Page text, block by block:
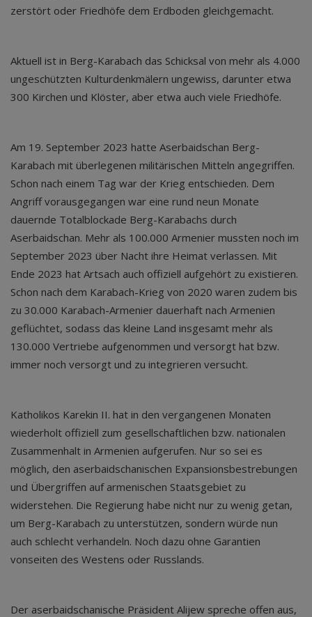
zerstört oder Friedhöfe dem Erdboden gleichgemacht.
Aktuell ist in Berg-Karabach das Schicksal von mehr als 4.000
ungeschützten Kulturdenkmälern ungewiss, darunter etwa
300 Kirchen und Klöster, aber etwa auch viele Friedhöfe.
Am 19. September 2023 hatte Aserbaidschan Berg-
Karabach mit überlegenen militärischen Mitteln angegriffen.
Schon nach einem Tag war der Krieg entschieden. Dem
Angriff vorausgegangen war eine rund neun Monate
dauernde Totalblockade Berg-Karabachs durch
Aserbaidschan. Mehr als 100.000 Armenier mussten noch im
September 2023 über Nacht ihre Heimat verlassen. Mit
Ende 2023 hat Artsach auch offiziell aufgehört zu existieren.
Schon nach dem Karabach-Krieg von 2020 waren zudem bis
zu 30.000 Karabach-Armenier dauerhaft nach Armenien
geflüchtet, sodass das kleine Land insgesamt mehr als
130.000 Vertriebe aufgenommen und versorgt hat bzw.
immer noch versorgt und zu integrieren versucht.
Katholikos Karekin II. hat in den vergangenen Monaten
wiederholt offiziell zum gesellschaftlichen bzw. nationalen
Zusammenhalt in Armenien aufgerufen. Nur so sei es
möglich, den aserbaidschanischen Expansionsbestrebungen
und Übergriffen auf armenischen Staatsgebiet zu
widerstehen. Die Regierung habe nicht nur zu wenig getan,
um Berg-Karabach zu unterstützen, sondern würde nun
auch schlecht verhandeln. Noch dazu ohne Garantien
vonseiten des Westens oder Russlands.
Der aserbaidschanische Präsident Alijew spreche offen aus,